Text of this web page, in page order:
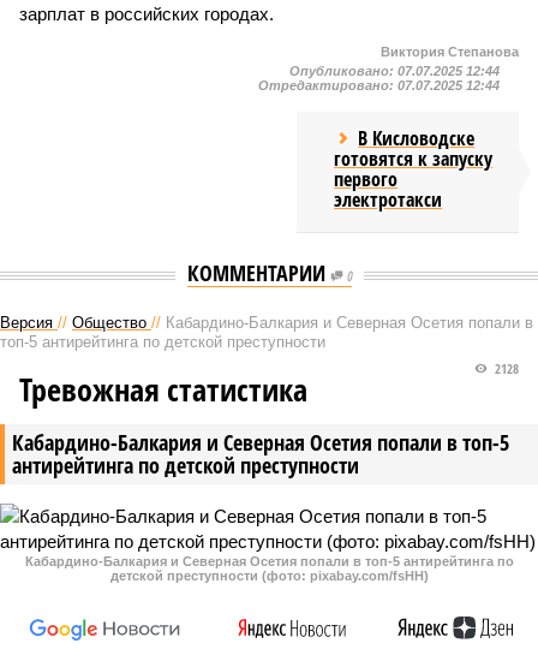
зарплат в российских городах.
Виктория Степанова
Опубликовано: 07.07.2025 12:44
Отредактировано: 07.07.2025 12:44
В Кисловодске
готовятся к запуску
первого
электротакси
КОММЕНТАРИИ 0
Версия // Общество // Кабардино-Балкария и Северная Осетия попали в
топ-5 антирейтинга по детской преступности
Кабардино-Балкария и Северная Осетия попали в топ-5
антирейтинга по детской преступности
2128
Тревожная статистика
Кабардино-Балкария и Северная Осетия попали в топ-5 антирейтинга по
детской преступности (фото: pixabay.com/fsHH)